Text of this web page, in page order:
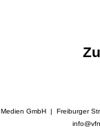
Medien GmbH | Freiburger